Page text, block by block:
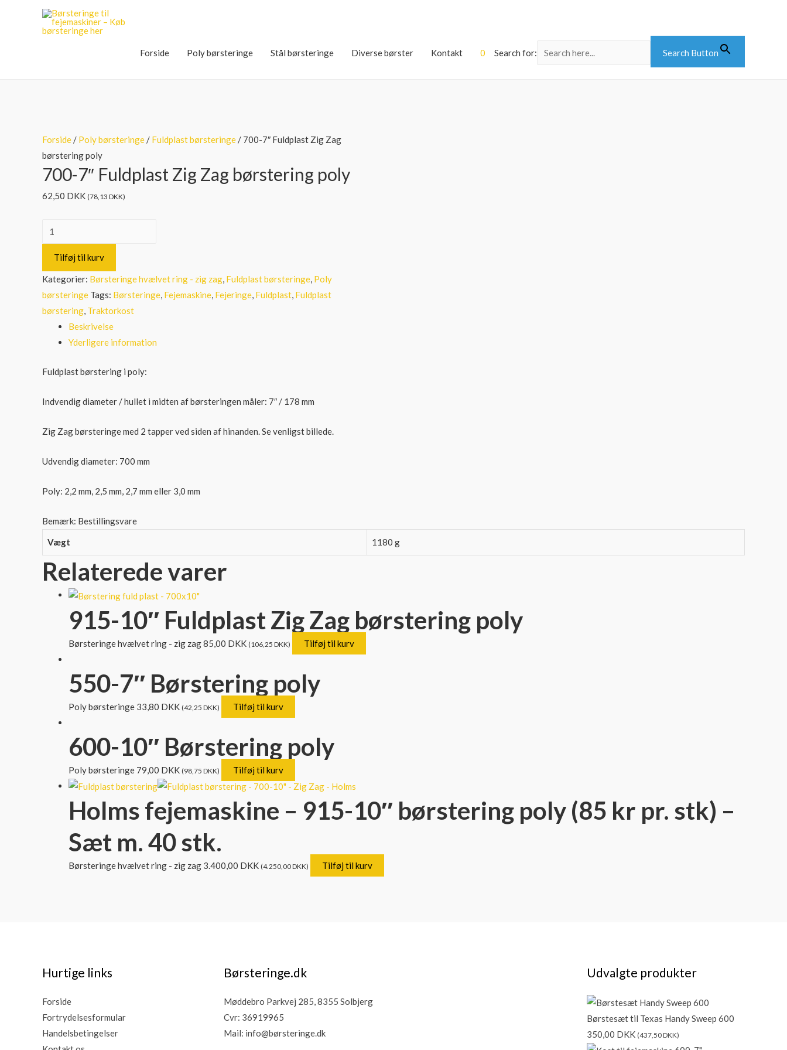
Forside Poly børsteringe Stål børsteringe Diverse børster Kontakt 0 Search for: Search Button
Forside/ Poly børsteringe/ Fuldplast børsteringe/ 700-7″ Fuldplast Zig Zag
børstering poly
700-7″ Fuldplast Zig Zag børstering poly
62,50 DKK (78,13 DKK)
700-
7"
Fuldplast
Zig
Zag
børstering
Tilføj til kurv
Kategorier: Børsteringe hvælvet ring - zig zag, Fuldplast børsteringe, Poly
børsteringe Tags: Børsteringe, Fejemaskine, Fejeringe, Fuldplast, Fuldplast
børstering, Traktorkost
Beskrivelse
Yderligere information
Fuldplast børstering i poly:
Indvendig diameter / hullet i midten af børsteringen måler: 7″ / 178 mm
Zig Zag børsteringe med 2 tapper ved siden af hinanden. Se venligst billede.
Udvendig diameter: 700 mm
Poly: 2,2 mm, 2,5 mm, 2,7 mm eller 3,0 mm
Bemærk: Bestillingsvare
Vægt
1180 g
Relaterede varer
915-10″ Fuldplast Zig Zag børstering poly
Børsteringe hvælvet ring - zig zag85,00 DKK (106,25 DKK) Tilføj til kurv
550-7″ Børstering poly
Poly børsteringe 33,80 DKK (42,25 DKK) Tilføj til kurv
600-10″ Børstering poly
Poly børsteringe 79,00 DKK (98,75 DKK) Tilføj til kurv
Holms fejemaskine – 915-10″ børstering poly (85 kr pr. stk) –
Sæt m. 40 stk.
Børsteringe hvælvet ring - zig zag 3.400,00 DKK (4.250,00DKK) Tilføj til kurv
Hurtige links
Forside
Fortrydelsesformular
Handelsbetingelser
Børsteringe.dk
Møddebro Parkvej 285, 8355 Solbjerg
Cvr: 36919965
Mail: info@børsteringe.dk
Udvalgte produkter
Børstesæt til Texas Handy Sweep 600
350,00 DKK (437,50DKK)